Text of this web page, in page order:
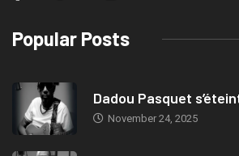
Popular Posts
Dadou Pasquet
November 24, 2025